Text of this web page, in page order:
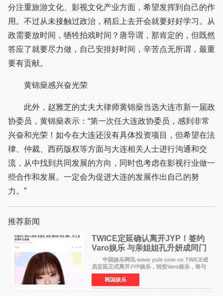
分注重旅游文化、影视文化产业方面，希望发挥到自己的作
用。不过从未接触过政治，稍后上去开会就要好好学习。从
政需要放时间，牺牲拍戏时间？唐导谓，那肯定的，但既然
答应了就要尽力做，自己安排好时间，辛苦点无所谓，最重
要有贡献。
黄锦燊感兴奋光荣
此外，赵雅芝的丈夫大律师黄锦燊当选大连市新一届政
协委员，黄锦燊表示：“第一次任大连政协委员，感到非常
兴奋和光荣！如今在大连还没有具体投资项目，但希望在法
律、仲裁、西药版权等方面与大连相关人士进行沟通和交
流，从中找到共同发展的方向，同时也考虑在影视行业做一
些合作和发展。一定会为促进大连的发展作出自己的努
力。”
推荐新闻
TWICE定延确认离开JYP！签约
Varo娱乐 与亲姐姐孔升妍成同门
中国娱乐网讯 www yule com cn TWICE成
员定延正式离开JYP娱乐，转投Varo娱乐，将与
亲姐姐孔升妍成为同门。 Varo娱乐于10日通
过官方SNS宣布："能与拥有多彩魅力和无限潜力
的俞定延结下珍贵
韩国娱乐